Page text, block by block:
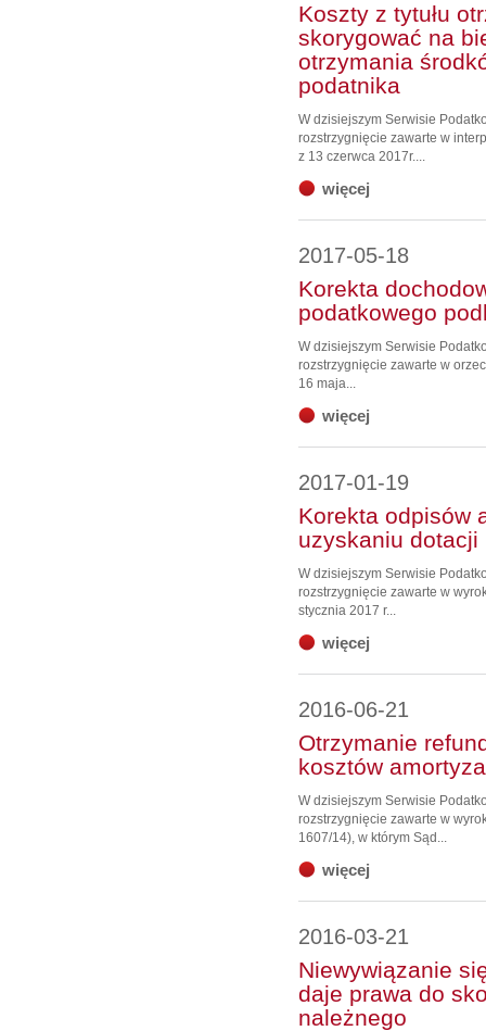
Koszty z tytułu
skorygować na
otrzymania
podatnika
W dzisiejszym Serwisie
rozstrzygnięcie zawarte w
z 13 czerwca 2017r....
więcej
2017-05-18
Korekta
podatkowego
W dzisiejszym Serwisie
rozstrzygnięcie zawarte w
16 maja...
więcej
2017-01-19
Korekta odpisów
uzyskaniu dotacji
W dzisiejszym Serwisie
rozstrzygnięcie zawarte w
stycznia 2017 r...
więcej
2016-06-21
Otrzymanie
kosztów
W dzisiejszym Serwisie
rozstrzygnięcie zawarte w
1607/14), w którym Sąd...
więcej
2016-03-21
Niewywiązanie
daje prawa do
należnego